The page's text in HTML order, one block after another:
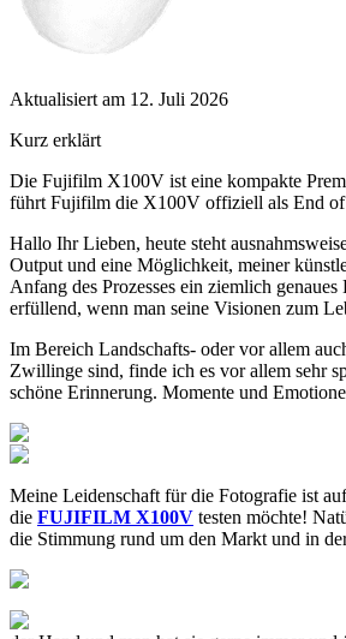
Aktualisiert am 12. Juli 2026
Kurz erklärt
Die Fujifilm X100V ist eine kompakte
führt Fujifilm die X100V offiziell als End of
Hallo Ihr Lieben, heute steht
Output und eine Möglichkeit, meiner
Anfang des Prozesses ein ziemlich
erfüllend, wenn man seine Visionen zum
Im Bereich Landschafts- oder vor allem
Zwillinge sind, finde ich es vor allem sehr
schöne Erinnerung. Momente und
Meine Leidenschaft für die Fotografie ist
die FUJIFILM X100V testen möchte!
die Stimmung rund um den Markt und in